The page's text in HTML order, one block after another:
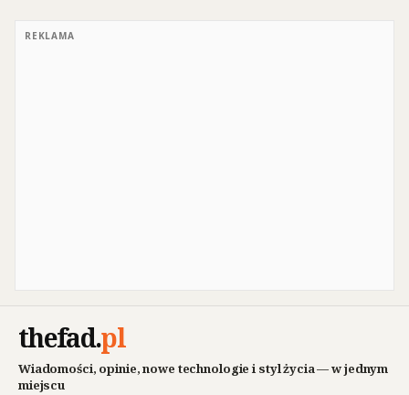
REKLAMA
thefad.pl
Wiadomości, opinie, nowe technologie i styl życia — w jednym
miejscu